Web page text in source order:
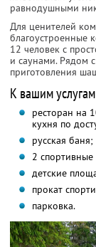
равнодушными
Для ценителей
благоустроенные
12 человек с
и саунами. Рядом
приготовления
К вашим
ресторан на
кухня по
русская баня;
2
детские
прокат
парковка.